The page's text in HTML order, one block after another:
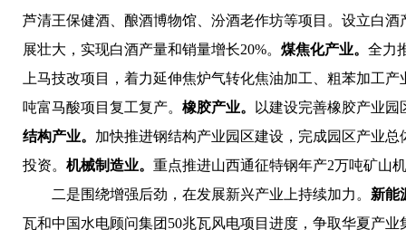
芦清王保健酒、酿酒博物馆、汾酒老作坊等项目。设立白
展壮大，实现白酒产量和销量增长20%。 煤焦化产业。 全力
上马技改项目，着力延伸焦炉气转化焦油加工、粗苯加工
吨富马酸项目复工复产。 橡胶产业。
以建设完善橡胶产业
结构产业。 加快推进钢结构产业园区建设，完成园区产业
投资。 机械制造业。 重点推进山西通征特钢年产2万吨矿山
二是围绕增强后劲，在发展新兴产业上持续加力。 新能
瓦和中国水电顾问集团50兆瓦风电项目进度，争取华夏产